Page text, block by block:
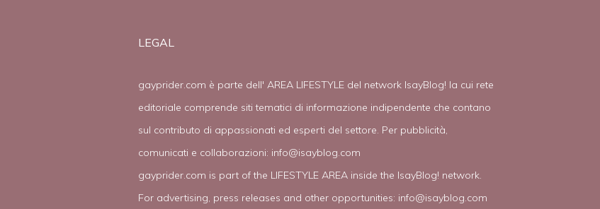
LEGAL
gayprider.com è parte dell' AREA LIFESTYLE del network IsayBlog! la cui rete
editoriale comprende siti tematici di informazione indipendente che contano
sul contributo di appassionati ed esperti del settore. Per pubblicità,
comunicati e collaborazioni: info@isayblog.com
gayprider.com is part of the LIFESTYLE AREA inside the IsayBlog! network.
For advertising, press releases and other opportunities: info@isayblog.com